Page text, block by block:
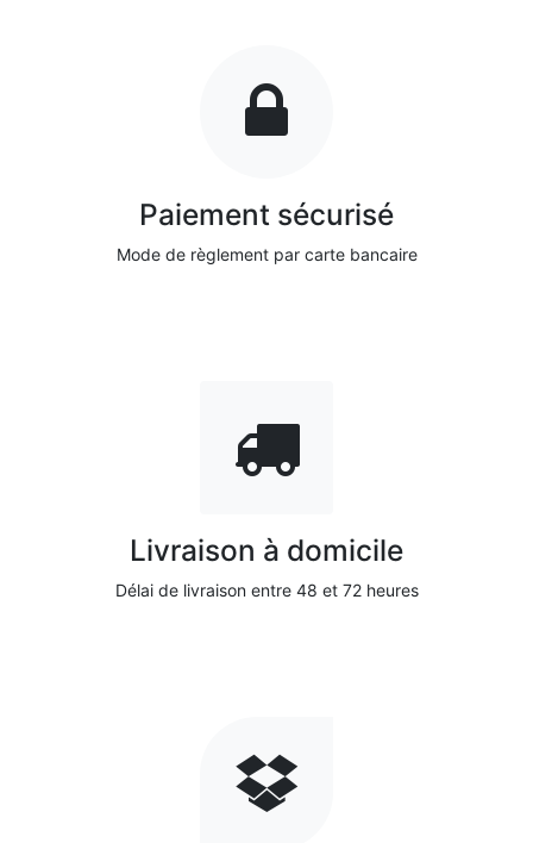
Paiement sécurisé
Mode de règlement par carte bancaire
Livraison à domicile
Délai de livraison entre 48 et 72 heures